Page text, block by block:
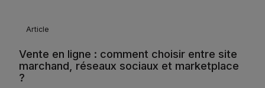
Article
Vente en ligne : comment choisir entre site
marchand, réseaux sociaux et marketplace
?